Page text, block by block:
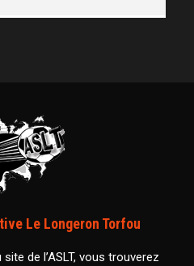
Le Longeron Torfou
de l’ASLT, vous trouverez